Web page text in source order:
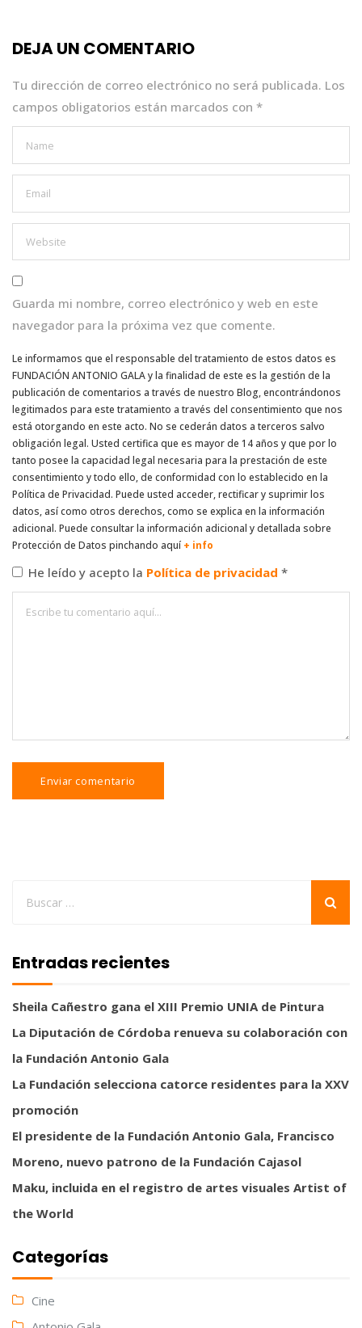
o
k
p
DEJA UN COMENTARIO
Tu dirección de correo electrónico no será publicada. Los
campos obligatorios están marcados con *
Guarda mi nombre, correo electrónico y web en este
navegador para la próxima vez que comente.
Le informamos que el responsable del tratamiento de estos datos es
FUNDACIÓN ANTONIO GALA y la finalidad de este es la gestión de la
publicación de comentarios a través de nuestro Blog, encontrándonos
legitimados para este tratamiento a través del consentimiento que nos
está otorgando en este acto. No se cederán datos a terceros salvo
obligación legal. Usted certifica que es mayor de 14 años y que por lo
tanto posee la capacidad legal necesaria para la prestación de este
consentimiento y todo ello, de conformidad con lo establecido en la
Política de Privacidad. Puede usted acceder, rectificar y suprimir los
datos, así como otros derechos, como se explica en la información
adicional. Puede consultar la información adicional y detallada sobre
Protección de Datos pinchando aquí + info
He leído y acepto la Política de privacidad *
Entradas recientes
Sheila Cañestro gana el XIII Premio UNIA de Pintura
La Diputación de Córdoba renueva su colaboración con
la Fundación Antonio Gala
La Fundación selecciona catorce residentes para la XXV
promoción
El presidente de la Fundación Antonio Gala, Francisco
Moreno, nuevo patrono de la Fundación Cajasol
Maku, incluida en el registro de artes visuales Artist of
the World
Categorías
Cine